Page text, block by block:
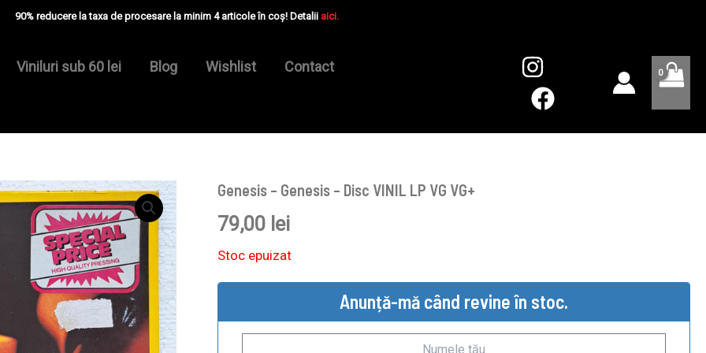
90% reducere la taxa de procesare la minim 4 articole în coș! Detalii aici.
Viniluri sub 60 lei Blog Wishlist Contact
Genesis – Genesis – Disc VINIL LP VG VG+
79,00 lei
Stoc epuizat
Anunță-mă când revine în stoc.